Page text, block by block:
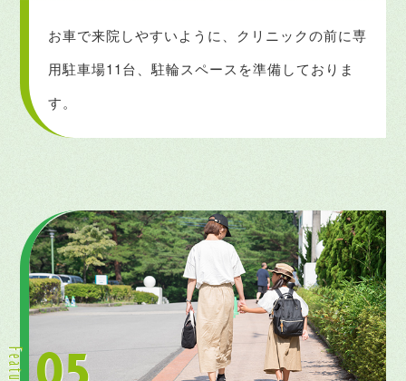
お車で来院しやすいように、
クリニックの前に専
用駐車場11台、駐輪スペースを準備しておりま
す。